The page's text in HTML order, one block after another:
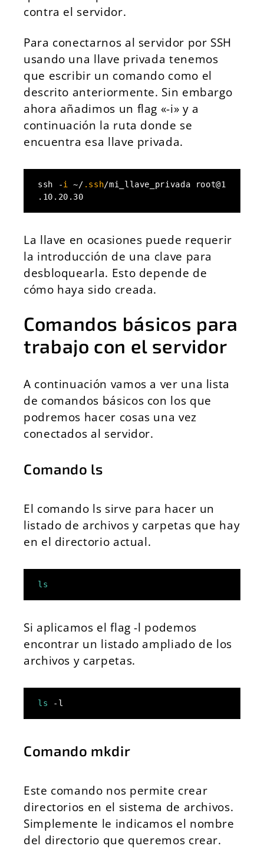
contra el servidor.
Para conectarnos al servidor por SSH
usando una llave privada tenemos
que escribir un comando como el
descrito anteriormente. Sin embargo
ahora añadimos un flag «-i» y a
continuación la ruta donde se
encuentra esa llave privada.
ssh -i ~/ .ssh/mi_llave_privada root@1
.10.20.30
La llave en ocasiones puede requerir
la introducción de una clave para
desbloquearla. Esto depende de
cómo haya sido creada.
Comandos básicos para
trabajo con el servidor
A continuación vamos a ver una lista
de comandos básicos con los que
podremos hacer cosas una vez
conectados al servidor.
Comando ls
El comando ls sirve para hacer un
listado de archivos y carpetas que hay
en el directorio actual.
ls
Si aplicamos el flag -l podemos
encontrar un listado ampliado de los
archivos y carpetas.
ls -l
Comando mkdir
Este comando nos permite crear
directorios en el sistema de archivos.
Simplemente le indicamos el nombre
del directorio que queremos crear.